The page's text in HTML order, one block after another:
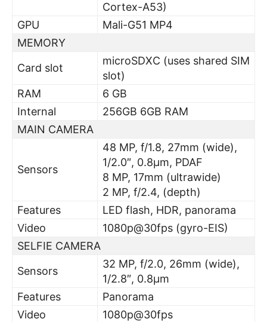
Cortex-A53)
GPU
Mali-G51 MP4
MEMORY
Card slot
microSDXC (uses shared SIM
slot)
RAM
6 GB
Internal
256GB 6GB RAM
MAIN CAMERA
Sensors
48 MP, f/1.8, 27mm (wide),
1/2.0″, 0.8µm, PDAF
8 MP, 17mm (ultrawide)
2 MP, f/2.4, (depth)
Features
LED flash, HDR, panorama
Video
1080p@30fps (gyro-EIS)
SELFIE CAMERA
Sensors
32 MP, f/2.0, 26mm (wide),
1/2.8″, 0.8µm
Features
Panorama
Video
1080p@30fps